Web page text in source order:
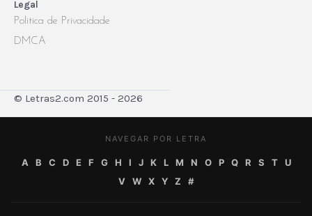
Legal
Politica de Privacidade
DMCA
© Letras2.com 2015 - 2026
NAVEGAR POR LETRA
A B C D E F G H I J K L M N O P Q R S T
U
V
W X Y Z #